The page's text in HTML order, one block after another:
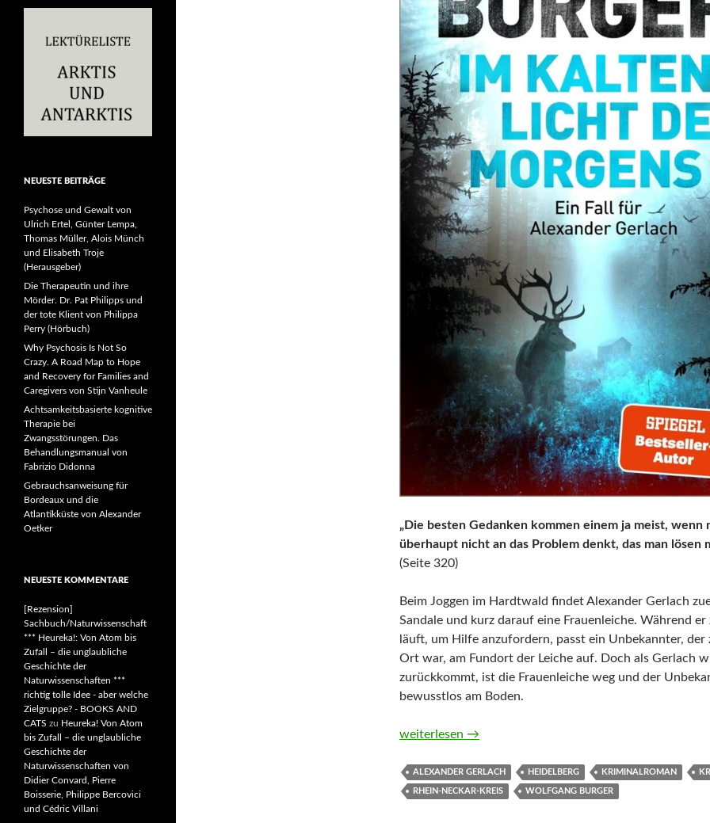
„Die besten Gedanken kommen einem ja meist, wenn
überhaupt nicht an das Problem denkt, das man lösen
(Seite 320)
Beim Joggen im Hardtwald findet Alexander Gerlach
Sandale und kurz darauf eine Frauenleiche. Während er
läuft, um Hilfe anzufordern, passt ein Unbekannter, der
Ort war, am Fundort der Leiche auf. Doch als Gerlach
zurückkommt, ist die Frauenleiche weg und der
bewusstlos am Boden.
Im kalten Licht des Morgens (Alexander-Gerlach-Reihe
weiterlesen →
ALEXANDER GERLACH HEIDELBERG KRIMINALROMAN
RHEIN-NECKAR-KREIS WOLFGANG BURGER
NEUESTE BEITRÄGE
Psychose und Gewalt von
Ulrich Ertel, Günter Lempa,
Thomas Müller, Alois Münch
und Elisabeth Troje
(Herausgeber)
Die Therapeutin und ihre
Mörder. Dr. Pat Philipps und
der tote Klient von Philippa
Perry (Hörbuch)
Why Psychosis Is Not So
Crazy. A Road Map to Hope
and Recovery for Families and
Caregivers von Stijn Vanheule
Achtsamkeitsbasierte kognitive
Therapie bei
Zwangsstörungen. Das
Behandlungsmanual von
Fabrizio Didonna
Gebrauchsanweisung für
Bordeaux und die
Atlantikküste von Alexander
Oetker
NEUESTE KOMMENTARE
[Rezension]
Sachbuch/Naturwissenschaft
*** Heureka!: Von Atom bis
Zufall – die unglaubliche
Geschichte der
Naturwissenschaften ***
richtig tolle Idee - aber welche
Zielgruppe? - BOOKS AND
CATS zu Heureka! Von Atom
bis Zufall – die unglaubliche
Geschichte der
Naturwissenschaften von
Didier Convard, Pierre
Boisserie, Philippe Bercovici
und Cédric Villani